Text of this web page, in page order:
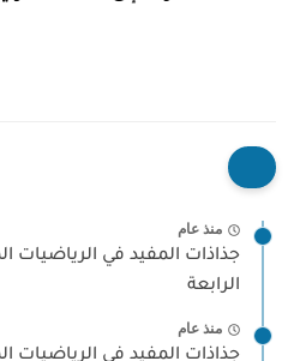
منذ عام
جذاذات المفيد في الرياضيات
الرابعة
منذ عام
جذاذات المفيد في الرياضيات